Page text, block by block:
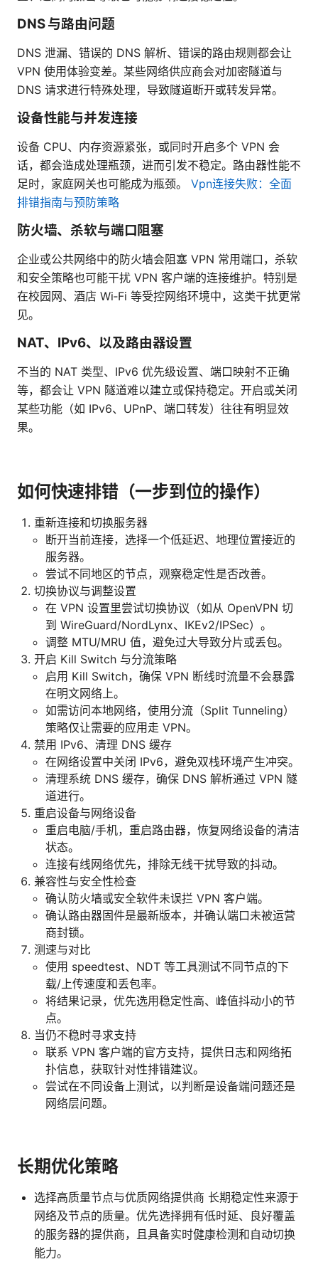
DNS 与路由问题
DNS 泄漏、错误的 DNS 解析、错误的路由规则都会让
VPN 使用体验变差。某些网络供应商会对加密隧道与
DNS 请求进行特殊处理，导致隧道断开或转发异常。
设备性能与并发连接
设备 CPU、内存资源紧张，或同时开启多个 VPN 会
话，都会造成处理瓶颈，进而引发不稳定。路由器性能不
足时，家庭网关也可能成为瓶颈。 Vpn连接失败：全面
排错指南与预防策略
防火墙、杀软与端口阻塞
企业或公共网络中的防火墙会阻塞 VPN 常用端口，杀软
和安全策略也可能干扰 VPN 客户端的连接维护。特别是
在校园网、酒店 Wi‑Fi 等受控网络环境中，这类干扰更常
见。
NAT、IPv6、以及路由器设置
不当的 NAT 类型、IPv6 优先级设置、端口映射不正确
等，都会让 VPN 隧道难以建立或保持稳定。开启或关闭
某些功能（如 IPv6、UPnP、端口转发）往往有明显效
果。
如何快速排错（一步到位的操作）
重新连接和切换服务器
断开当前连接，选择一个低延迟、地理位置接近的
服务器。
尝试不同地区的节点，观察稳定性是否改善。
切换协议与调整设置
在 VPN 设置里尝试切换协议（如从 OpenVPN 切
到 WireGuard/NordLynx、IKEv2/IPSec）。
调整 MTU/MRU 值，避免过大导致分片或丢包。
开启 Kill Switch 与分流策略
启用 Kill Switch，确保 VPN 断线时流量不会暴露
在明文网络上。
如需访问本地网络，使用分流（Split Tunneling）
策略仅让需要的应用走 VPN。
禁用 IPv6、清理 DNS 缓存
在网络设置中关闭 IPv6，避免双栈环境产生冲突。
清理系统 DNS 缓存，确保 DNS 解析通过 VPN 隧
道进行。
重启设备与网络设备
重启电脑/手机，重启路由器，恢复网络设备的清洁
状态。
连接有线网络优先，排除无线干扰导致的抖动。
兼容性与安全性检查
确认防火墙或安全软件未误拦 VPN 客户端。
确认路由器固件是最新版本，并确认端口未被运营
商封锁。
测速与对比
使用 speedtest、NDT 等工具测试不同节点的下
载/上传速度和丢包率。
将结果记录，优先选用稳定性高、峰值抖动小的节
点。
当仍不稳时寻求支持
联系 VPN 客户端的官方支持，提供日志和网络拓
扑信息，获取针对性排错建议。
尝试在不同设备上测试，以判断是设备端问题还是
网络层问题。
长期优化策略
选择高质量节点与优质网络提供商 长期稳定性来源于
网络及节点的质量。优先选择拥有低时延、良好覆盖
的服务器的提供商，且具备实时健康检测和自动切换
能力。